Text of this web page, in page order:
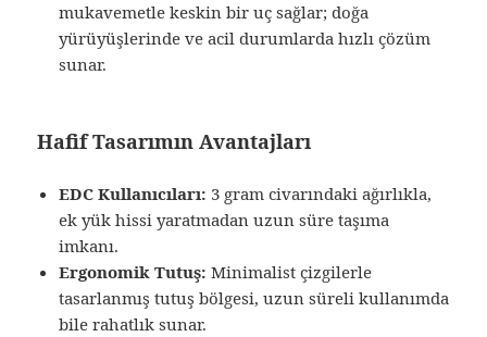
mukavemetle keskin bir uç sağlar; doğa
yürüyüşlerinde ve acil durumlarda hızlı çözüm
sunar.
Hafif Tasarımın Avantajları
EDC Kullanıcıları: 3 gram civarındaki ağırlıkla,
ek yük hissi yaratmadan uzun süre taşıma
imkanı.
Ergonomik Tutuş: Minimalist çizgilerle
tasarlanmış tutuş bölgesi, uzun süreli kullanımda
bile rahatlık sunar.